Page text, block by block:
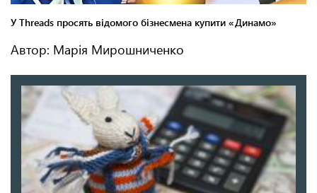
Автор: Марія Мирошниченко